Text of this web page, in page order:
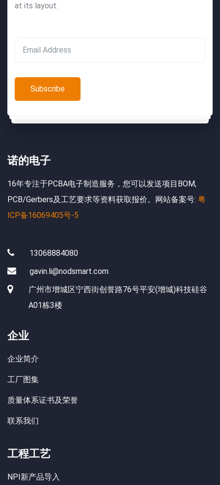
at its layout.
诺的电子
16年专注于PCBA电子制造服务，您可以发送项目BOM,
PCB/Gerbers及工艺要求等资料获取报价。网站备案号: 粤
ICP备16069405号-5
13068884080
gavin.li@nodsmart.com
广州市增城区宁西街创誉路76号平安(增城)科技硅谷
A01栋3楼
企业
企业简介
工厂图集
质量体系证书及荣誉
联系我们
工程工艺
NPI新产品导入